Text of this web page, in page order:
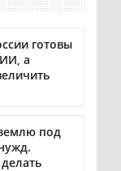
готовы
а
под